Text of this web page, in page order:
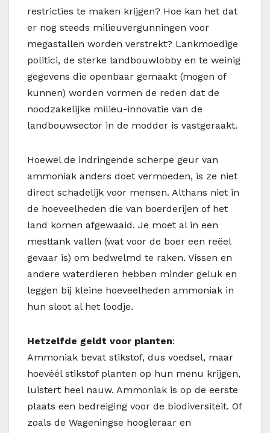
restricties te maken krijgen? Hoe kan het dat
er nog steeds milieuvergunningen voor
megastallen worden verstrekt? Lankmoedige
politici, de sterke landbouwlobby en te weinig
gegevens die openbaar gemaakt (mogen of
kunnen) worden vormen de reden dat de
noodzakelijke milieu-innovatie van de
landbouwsector in de modder is vastgeraakt.
Hoewel de indringende scherpe geur van
ammoniak anders doet vermoeden, is ze niet
direct schadelijk voor mensen. Althans niet in
de hoeveelheden die van boerderijen of het
land komen afgewaaid. Je moet al in een
mesttank vallen (wat voor de boer een reëel
gevaar is) om bedwelmd te raken. Vissen en
andere waterdieren hebben minder geluk en
leggen bij kleine hoeveelheden ammoniak in
hun sloot al het loodje.
Hetzelfde geldt voor planten:
Ammoniak bevat stikstof, dus voedsel, maar
hoevéél stikstof planten op hun menu krijgen,
luistert heel nauw. Ammoniak is op de eerste
plaats een bedreiging voor de biodiversiteit. Of
zoals de Wageningse hoogleraar en